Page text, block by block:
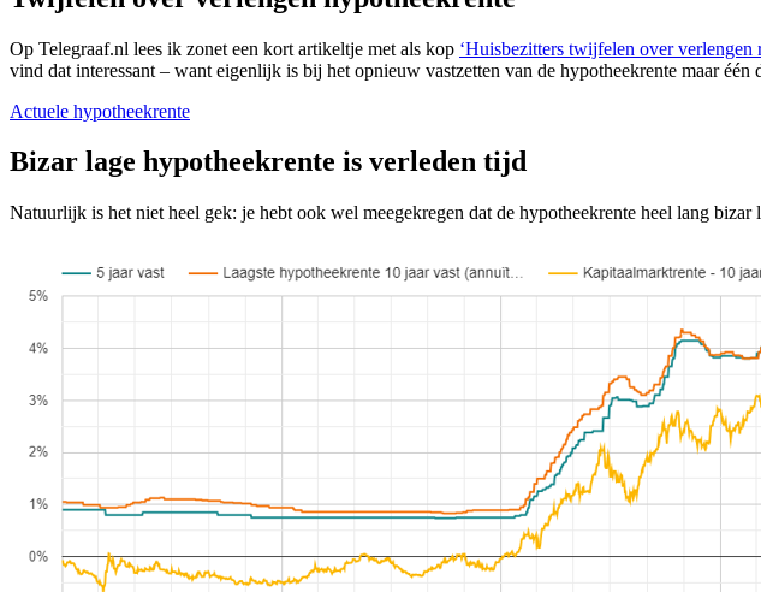
Op Telegraaf.nl lees ik zonet een kort artikeltje met als kop ‘Huisbezitters twijfelen over verlengen
vind dat interessant – want eigenlijk is bij het opnieuw vastzetten van de hypotheekrente maar
Actuele hypotheekrente
Bizar lage hypotheekrente is verleden tijd
Natuurlijk is het niet heel gek: je hebt ook wel meegekregen dat de hypotheekrente heel lang